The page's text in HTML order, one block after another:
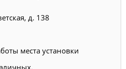
д. 138
места установки